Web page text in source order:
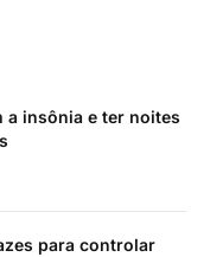
a insônia e ter noites
para controlar